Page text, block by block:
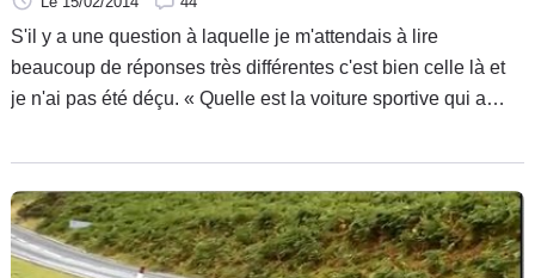
S'il y a une question à laquelle je m'attendais à lire
beaucoup de réponses très différentes c'est bien celle là et
je n'ai pas été déçu. « Quelle est la voiture sportive qui a
mériter un débat sans fin lorsque vous la posez à une tablée
d'amateurs. Vous aviez répondu quoi d'ailleurs vous ?